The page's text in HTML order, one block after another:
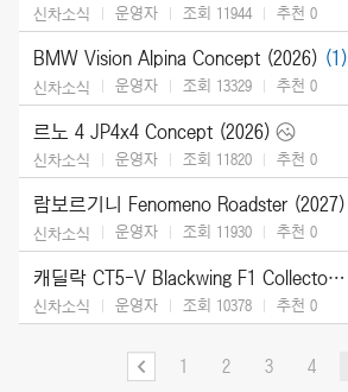
신차소식 운영자 조회 11944 추천 0
BMW Vision Alpina Concept (2026) (1)
신차소식 운영자 조회 13329 추천 0
르노 4 JP4x4 Concept (2026)
신차소식 운영자 조회 11820 추천 0
람보르기니 Fenomeno Roadster (2027)
신차소식 운영자 조회 11930 추천 0
캐딜락 CT5-V Blackwing F1 Collector Series (2026)
신차소식 운영자 조회 10378 추천 0
1 2 3 4